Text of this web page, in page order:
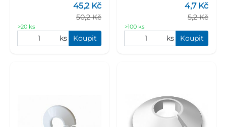
50,2 Kč
45,2 Kč
>20 ks
ks Koupit
5,2 Kč
4,7 Kč
>100 ks
ks Koupit